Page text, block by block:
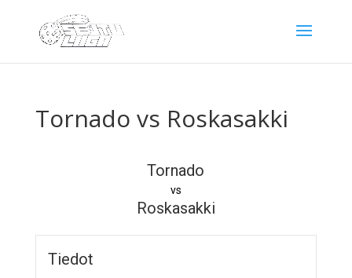
Tornado vs Roskasakki
Tornado
vs
Roskasakki
Tiedot